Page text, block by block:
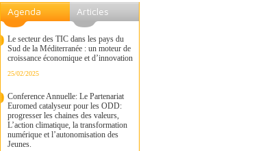
Agenda Articles
Le secteur des TIC dans les pays du
Sud de la Méditerranée : un moteur de
croissance économique et d’innovation
25/02/2025
Conference Annuelle: Le Partenariat
Euromed catalyseur pour les ODD:
progresser les chaines des valeurs,
L’action climatique, la transformation
numérique et l’autonomisation des
Jeunes.